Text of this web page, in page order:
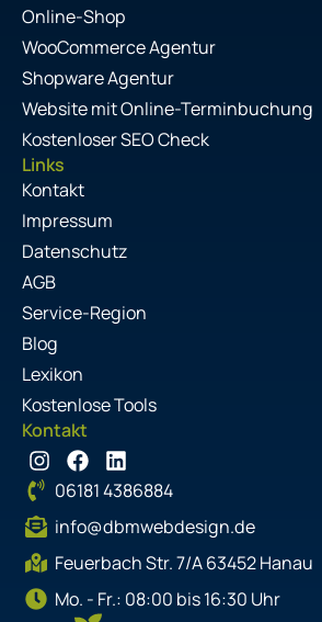
Online-Shop
WooCommerce Agentur
Shopware Agentur
Website mit Online-Terminbuchung
Kostenloser SEO Check
Links
Kontakt
Impressum
Datenschutz
AGB
Service-Region
Blog
Lexikon
Kostenlose Tools
Kontakt
I
n
s
t
a
g
r
a
F
a
c
e
b
o
k
L
i
n
k
e
d
n
06181 4386884
info@dbmwebdesign.de
Feuerbach Str. 7/A 63452 Hanau
Mo. - Fr.: 08:00 bis 16:30 Uhr